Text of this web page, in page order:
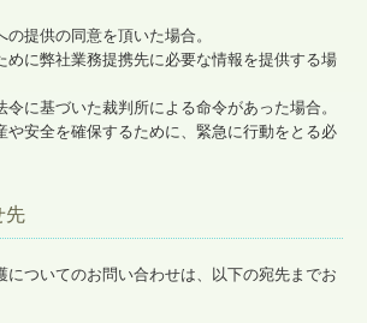
の提供の同意を頂いた場合。
めに弊社業務提携先に必要な情報を提供する場
令に基づいた裁判所による命令があった場合。
や安全を確保するために、緊急に行動をとる必
先
についてのお問い合わせは、以下の宛先までお